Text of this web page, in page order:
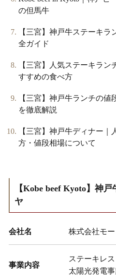
の但馬牛
【三宮】神戸牛ステーキ
全ガイド
【三宮】人気ステーキラ
すすめの食べ方
【三宮】神戸牛ランチの
を徹底解説
【三宮】神戸牛ディナー
方・値段相場について
【Kobe beef Kyoto】神
ヤ
会社名 株式会社モ
事業内容
ステーキレ
太陽光発電